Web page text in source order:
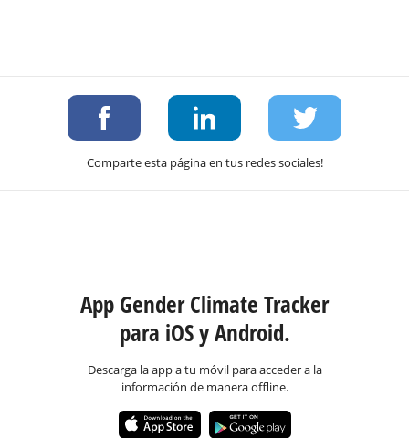
Comparte esta página en tus redes sociales!
App Gender Climate Tracker
para iOS y Android.
Descarga la app a tu móvil para acceder a la
información de manera offline.